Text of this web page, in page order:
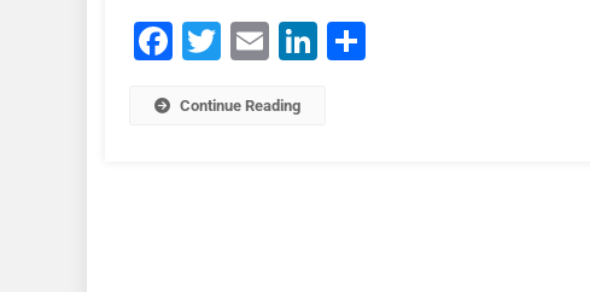
Facebook
Twitter Email LinkedIn
Continue Reading